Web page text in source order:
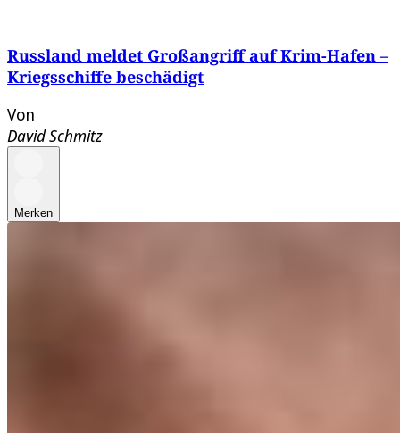
Russland meldet Großangriff auf Krim-Hafen –
Kriegsschiffe beschädigt
Von
David Schmitz
Merken